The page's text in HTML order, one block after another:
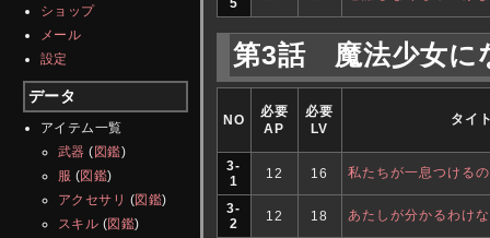
ショップ
メール
設定
データ
アイテム一覧
武器 (図鑑)
服 (図鑑)
アクセサリ (図鑑)
スキル (図鑑)
第3話 魔法少女に
NO
必要
AP
必要
LV
タイ
3-
1
12 16 私たちが一息つける
3-
2
12 18 あたしが分かるわけ